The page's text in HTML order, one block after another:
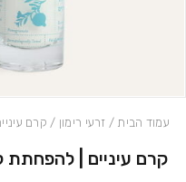
קרם עיניים | להפחתת
כמות קרם עיניים | להפחתת
עמוד הבית / זרעי רימון / קרם